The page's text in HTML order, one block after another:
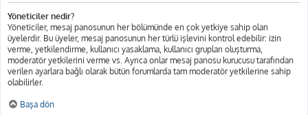
Yöneticiler nedir?
Yöneticiler, mesaj panosunun her bölümünde en çok yetkiye sahip olan
üyelerdir. Bu üyeler, mesaj panosunun her türlü işlevini kontrol edebilir: izin
verme, yetkilendirme, kullanıcı yasaklama, kullanıcı grupları oluşturma,
moderatör yetkilerini verme vs. Ayrıca onlar mesaj panosu kurucusu tarafından
verilen ayarlara bağlı olarak bütün forumlarda tam moderatör yetkilerine sahip
olabilirler.
Başa dön